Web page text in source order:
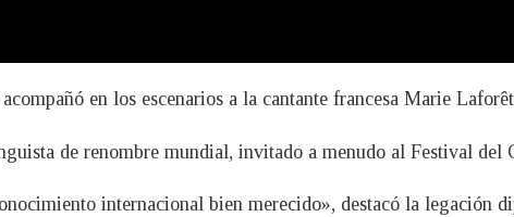
en los escenarios a la cantante francesa Marie
de renombre mundial, invitado a menudo al Festival del
internacional bien merecido», destacó la legación